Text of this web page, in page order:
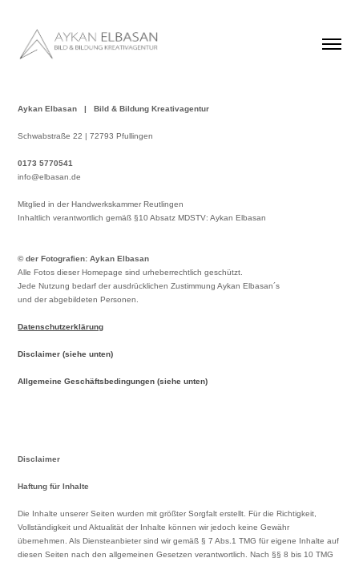
Aykan Elbasan | Bild & Bildung Kreativagentur
Schwabstraße 22 | 72793 Pfullingen
0173 5770541
info@elbasan.de
Mitglied in der Handwerkskammer Reutlingen
Inhaltlich verantwortlich gemäß §10 Absatz MDSTV: Aykan Elbasan
© der Fotografien: Aykan Elbasan
Alle Fotos dieser Homepage sind urheberrechtlich geschützt.
Jede Nutzung bedarf der ausdrücklichen Zustimmung Aykan Elbasan´s
und der abgebildeten Personen.
Datenschutzerklärung
Disclaimer (siehe unten)
Allgemeine Geschäftsbedingungen (siehe unten)
Disclaimer
Haftung für Inhalte
Die Inhalte unserer Seiten wurden mit größter Sorgfalt erstellt. Für die Richtigkeit,
Vollständigkeit und Aktualität der Inhalte können wir jedoch keine Gewähr
übernehmen. Als Diensteanbieter sind wir gemäß § 7 Abs.1 TMG für eigene Inhalte auf
diesen Seiten nach den allgemeinen Gesetzen verantwortlich. Nach §§ 8 bis 10 TMG